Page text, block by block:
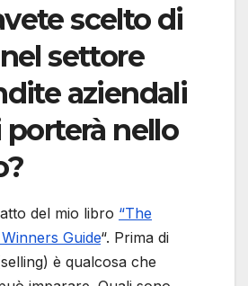
scelto di
settore
aziendali
porterà nello
del mio libro “The
Guide“. Prima di
è qualcosa che